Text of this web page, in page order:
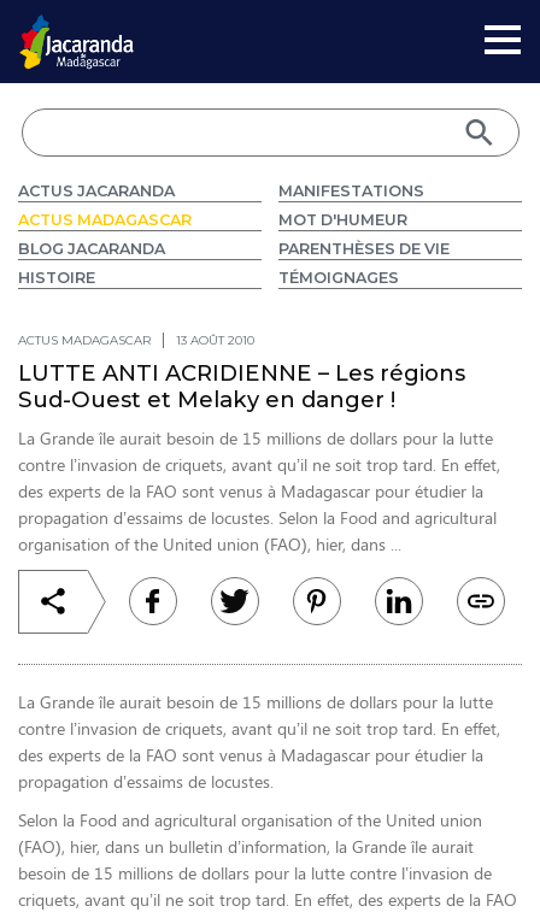
ACTUS JACARANDA
ACTUS MADAGASCAR
BLOG JACARANDA
HISTOIRE
MANIFESTATIONS
MOT D'HUMEUR
PARENTHÈSES DE VIE
TÉMOIGNAGES
ACTUS MADAGASCAR 13 AOÛT 2010
LUTTE ANTI ACRIDIENNE – Les régions
Sud-Ouest et Melaky en danger !
La Grande île aurait besoin de 15 millions de dollars pour la lutte
contre l’invasion de criquets, avant qu’il ne soit trop tard. En effet,
des experts de la FAO sont venus à Madagascar pour étudier la
propagation d’essaims de locustes. Selon la Food and agricultural
organisation of the United union (FAO), hier, dans ...
La Grande île aurait besoin de 15 millions de dollars pour la lutte
contre l’invasion de criquets, avant qu’il ne soit trop tard. En effet,
des experts de la FAO sont venus à Madagascar pour étudier la
propagation d’essaims de locustes.
Selon la Food and agricultural organisation of the United union
(FAO), hier, dans un bulletin d’information, la Grande île aurait
besoin de 15 millions de dollars pour la lutte contre l’invasion de
criquets, avant qu’il ne soit trop tard. En effet, des experts de la FAO